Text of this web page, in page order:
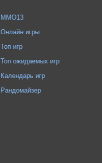
MMO13
Онлайн игры
Топ игр
Топ ожидаемых игр
Календарь игр
Рандомайзер